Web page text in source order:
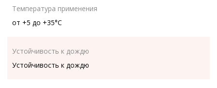
Температура применения
от +5 до +35°С
Устойчивость к дождю
Устойчивость к дождю